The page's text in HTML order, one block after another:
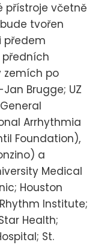
přístroje včetně
tvořen
předem
předních
zemích po
Brugge; UZ
Arrhythmia
Foundation),
a
Medical
Houston
Institute;
Health;
St.